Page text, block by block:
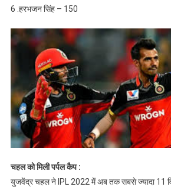
6 .हरभजन सिंह – 150
चहल को मिली पर्पल कैप :
युजवेंद्र चहल ने IPL 2022 में अब तक सबसे ज्यादा 11